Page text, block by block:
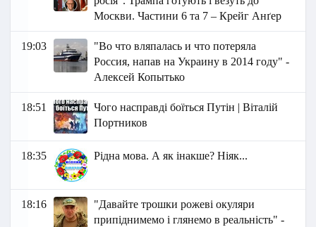
Москви. Частини 6 та 7 – Крейг Анґер
19:03
"Во что вляпалась и что потеряла
Россия, напав на Украину в 2014 году" -
Алексей Копытько
18:51
Чого насправді боїться Путін | Віталій
Портников
18:35 Рідна мова. А як інакше? Ніяк...
18:16
"Давайте трошки рожеві окуляри
припіднимемо і глянемо в реальність" -